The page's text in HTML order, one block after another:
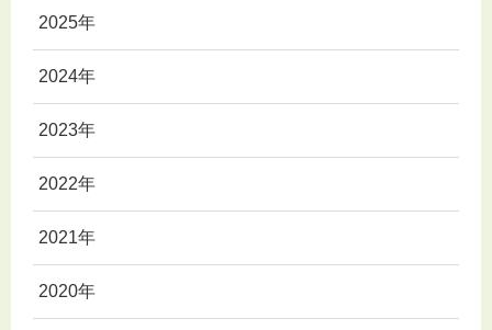
2025年
2024年
2023年
2022年
2021年
2020年